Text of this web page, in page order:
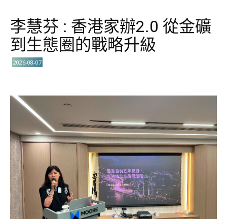
李慧芬 : 香港家辦2.0 從金礦
到生態圈的戰略升級
2026-08-07